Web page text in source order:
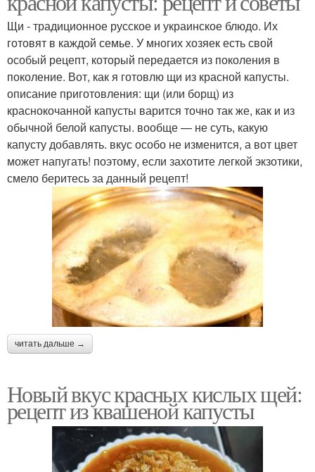
Щи - традиционное русское и украинское блюдо. Их
готовят в каждой семье. У многих хозяек есть свой
особый рецепт, который передается из поколения в
поколение. Вот, как я готовлю щи из красной капусты.
описание приготовления: щи (или борщ) из
краснокочанной капусты варится точно так же, как и из
обычной белой капусты. вообще — не суть, какую
капусту добавлять. вкус особо не изменится, а вот цвет
может напугать! поэтому, если захотите легкой экзотики,
смело беритесь за данный рецепт!
читать дальше →
Новый вкус красных кислых щей:
рецепт из квашеной капусты